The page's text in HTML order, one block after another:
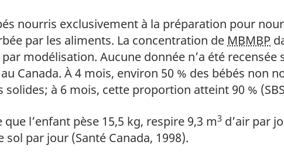
nourris exclusivement à la préparation pour
par les aliments. La concentration de MBMBP
modélisation. Aucune donnée n’a été
Canada. À 4 mois, environ 50 % des bébés non
solides; à 6 mois, cette proportion atteint 90 %
de la note de bas de page
l’enfant pèse 15,5 kg, respire 9,3 m3 d’air par
sol par jour (Santé Canada, 1998).
de la note de bas de page